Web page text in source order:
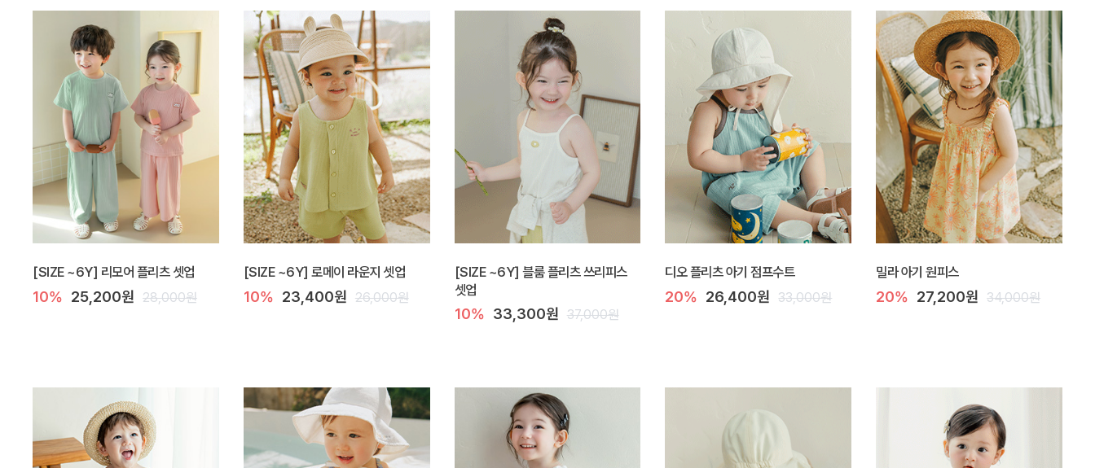
[SIZE ~6Y] 리모어 플리츠 셋업
10% 25,200원 28,000원
[SIZE ~6Y] 로메이 라운지 셋업
10% 23,400원 26,000원
[SIZE ~6Y] 블룸 플리츠 쓰리피스
셋업
10% 33,300원 37,000원
디오 플리츠 아기 점프수트
20% 26,400원 33,000원
밀라 아기 원피스
20% 27,200원 34,000원